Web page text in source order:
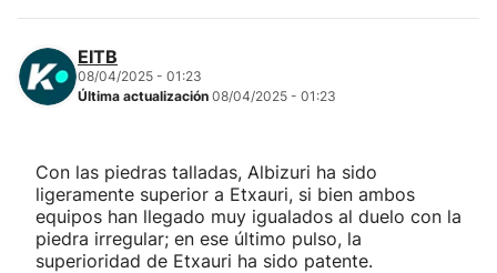
"Helmuga"
EITB
08/04/2025 - 01:23
Última actualización 08/04/2025 - 01:23
Con las piedras talladas, Albizuri ha sido
ligeramente superior a Etxauri, si bien ambos
equipos han llegado muy igualados al duelo con la
piedra irregular; en ese último pulso, la
superioridad de Etxauri ha sido patente.